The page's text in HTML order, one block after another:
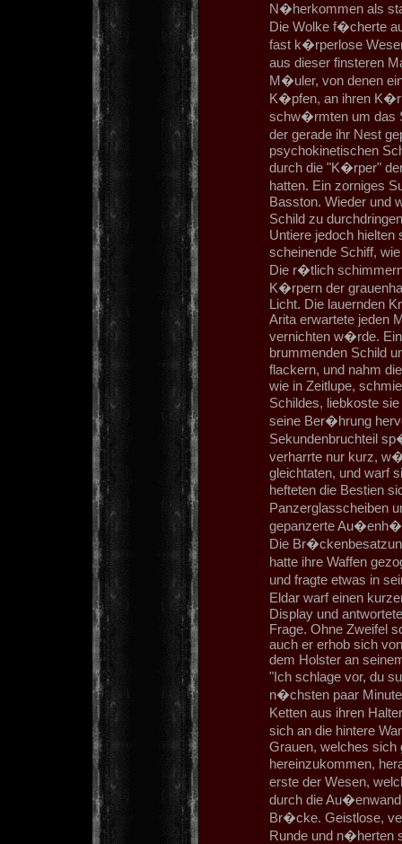
N�herkommen als
Die Wolke f�cherte
fast k�rperlose
aus dieser finsteren
M�uler, von denen
K�pfen, an ihren
schw�rmten um das
der gerade ihr Nest
psychokinetischen
durch die "K�rper"
hatten. Ein zorniges
Basston. Wieder und
Schild zu
Untiere jedoch hielten
scheinende Schiff,
Die r�tlich
K�rpern der
Licht. Die lauernden
Arita erwartete jeden
vernichten w�rde.
brummenden Schild
flackern, und nahm
wie in Zeitlupe,
Schildes, liebkoste
seine Ber�hrung
Sekundenbruchteil
verharrte nur kurz,
gleichtaten, und warf
hefteten die Bestien
Panzerglasscheiben
gepanzerte
Die
hatte ihre Waffen
und fragte etwas in
Eldar warf einen
Display und
Frage. Ohne Zweifel
auch er erhob sich
dem Holster an
"Ich schlage vor, du
n�chsten paar
Ketten aus ihren
sich an die hintere
Grauen, welches sich
hereinzukommen,
erste der Wesen,
durch die
Br�cke. Geistlose,
Runde und n�herten